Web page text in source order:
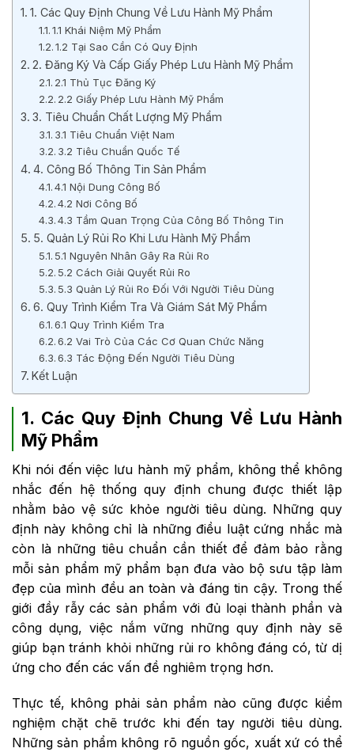
1. Các Quy Định Chung Về Lưu Hành Mỹ Phẩm
1.1 Khái Niệm Mỹ Phẩm
1.2 Tại Sao Cần Có Quy Định
2. Đăng Ký Và Cấp Giấy Phép Lưu Hành Mỹ Phẩm
2.1 Thủ Tục Đăng Ký
2.2 Giấy Phép Lưu Hành Mỹ Phẩm
3. Tiêu Chuẩn Chất Lượng Mỹ Phẩm
3.1 Tiêu Chuẩn Việt Nam
3.2 Tiêu Chuẩn Quốc Tế
4. Công Bố Thông Tin Sản Phẩm
4.1 Nội Dung Công Bố
4.2 Nơi Công Bố
4.3 Tầm Quan Trọng Của Công Bố Thông Tin
5. Quản Lý Rủi Ro Khi Lưu Hành Mỹ Phẩm
5.1 Nguyên Nhân Gây Ra Rủi Ro
5.2 Cách Giải Quyết Rủi Ro
5.3 Quản Lý Rủi Ro Đối Với Người Tiêu Dùng
6. Quy Trình Kiểm Tra Và Giám Sát Mỹ Phẩm
6.1 Quy Trình Kiểm Tra
6.2 Vai Trò Của Các Cơ Quan Chức Năng
6.3 Tác Động Đến Người Tiêu Dùng
Kết Luận
1. Các Quy Định Chung Về Lưu Hành
Mỹ Phẩm
Khi nói đến việc lưu hành mỹ phẩm, không thể không
nhắc đến hệ thống quy định chung được thiết lập
nhằm bảo vệ sức khỏe người tiêu dùng. Những quy
định này không chỉ là những điều luật cứng nhắc mà
còn là những tiêu chuẩn cần thiết để đảm bảo rằng
mỗi sản phẩm mỹ phẩm bạn đưa vào bộ sưu tập làm
đẹp của mình đều an toàn và đáng tin cậy. Trong thế
giới đầy rẫy các sản phẩm với đủ loại thành phần và
công dụng, việc nắm vững những quy định này sẽ
giúp bạn tránh khỏi những rủi ro không đáng có, từ dị
ứng cho đến các vấn đề nghiêm trọng hơn.
Thực tế, không phải sản phẩm nào cũng được kiểm
nghiệm chặt chẽ trước khi đến tay người tiêu dùng.
Những sản phẩm không rõ nguồn gốc, xuất xứ có thể